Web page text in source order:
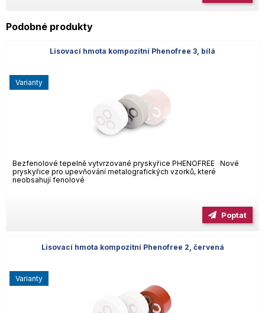
Podobné produkty
Lisovací hmota kompozitní Phenofree 3, bílá
Bezfenolové tepelně vytvrzované pryskyřice PHENOFREE Nové
pryskyřice pro upevňování metalografických vzorků, které
neobsahují fenolové
varianty
Poptat
Lisovací hmota kompozitní Phenofree 2, červená
varianty